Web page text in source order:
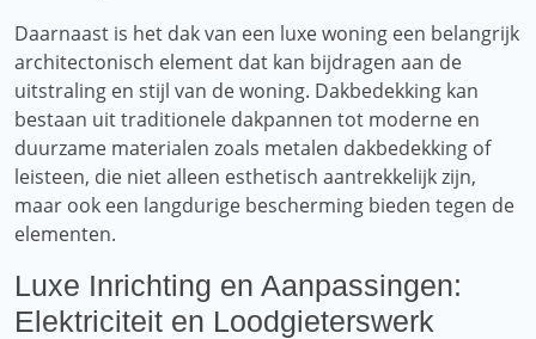
Daarnaast is het dak van een luxe woning een belangrijk
architectonisch element dat kan bijdragen aan de
uitstraling en stijl van de woning. Dakbedekking kan
bestaan ​​uit traditionele dakpannen tot moderne en
duurzame materialen zoals metalen dakbedekking of
leisteen, die niet alleen esthetisch aantrekkelijk zijn,
maar ook een langdurige bescherming bieden tegen de
elementen.
Luxe Inrichting en Aanpassingen:
Elektriciteit en Loodgieterswerk